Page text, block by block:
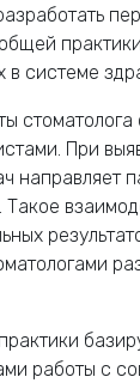
системе
При
направляет
работы с